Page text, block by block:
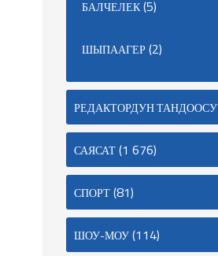
БАЛЧЕЛЕК(5)
ШЫПААГЕР(2)
РЕДАКТОРДУН ТАНДООСУ
САЯСАТ(1 676)
СПОРТ(81)
ШОУ-МОУ(114)